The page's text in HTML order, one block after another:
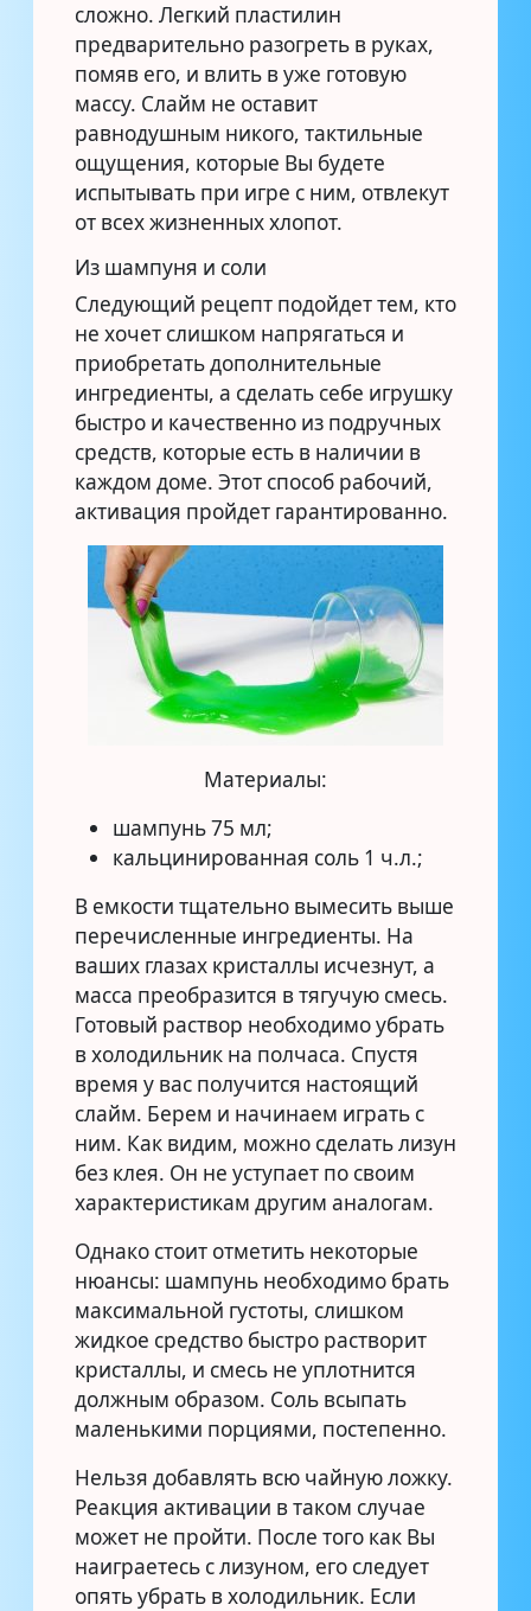
сложно. Легкий пластилин
предварительно разогреть в руках,
помяв его, и влить в уже готовую
массу. Слайм не оставит
равнодушным никого, тактильные
ощущения, которые Вы будете
испытывать при игре с ним, отвлекут
от всех жизненных хлопот.
Из шампуня и соли
Следующий рецепт подойдет тем, кто
не хочет слишком напрягаться и
приобретать дополнительные
ингредиенты, а сделать себе игрушку
быстро и качественно из подручных
средств, которые есть в наличии в
каждом доме. Этот способ рабочий,
активация пройдет гарантированно.
Материалы:
шампунь 75 мл;
кальцинированная соль 1 ч.л.;
В емкости тщательно вымесить выше
перечисленные ингредиенты. На
ваших глазах кристаллы исчезнут, а
масса преобразится в тягучую смесь.
Готовый раствор необходимо убрать
в холодильник на полчаса. Спустя
время у вас получится настоящий
слайм. Берем и начинаем играть с
ним. Как видим, можно сделать лизун
без клея. Он не уступает по своим
характеристикам другим аналогам.
Однако стоит отметить некоторые
нюансы: шампунь необходимо брать
максимальной густоты, слишком
жидкое средство быстро растворит
кристаллы, и смесь не уплотнится
должным образом. Соль всыпать
маленькими порциями, постепенно.
Нельзя добавлять всю чайную ложку.
Реакция активации в таком случае
может не пройти. После того как Вы
наиграетесь с лизуном, его следует
опять убрать в холодильник. Если